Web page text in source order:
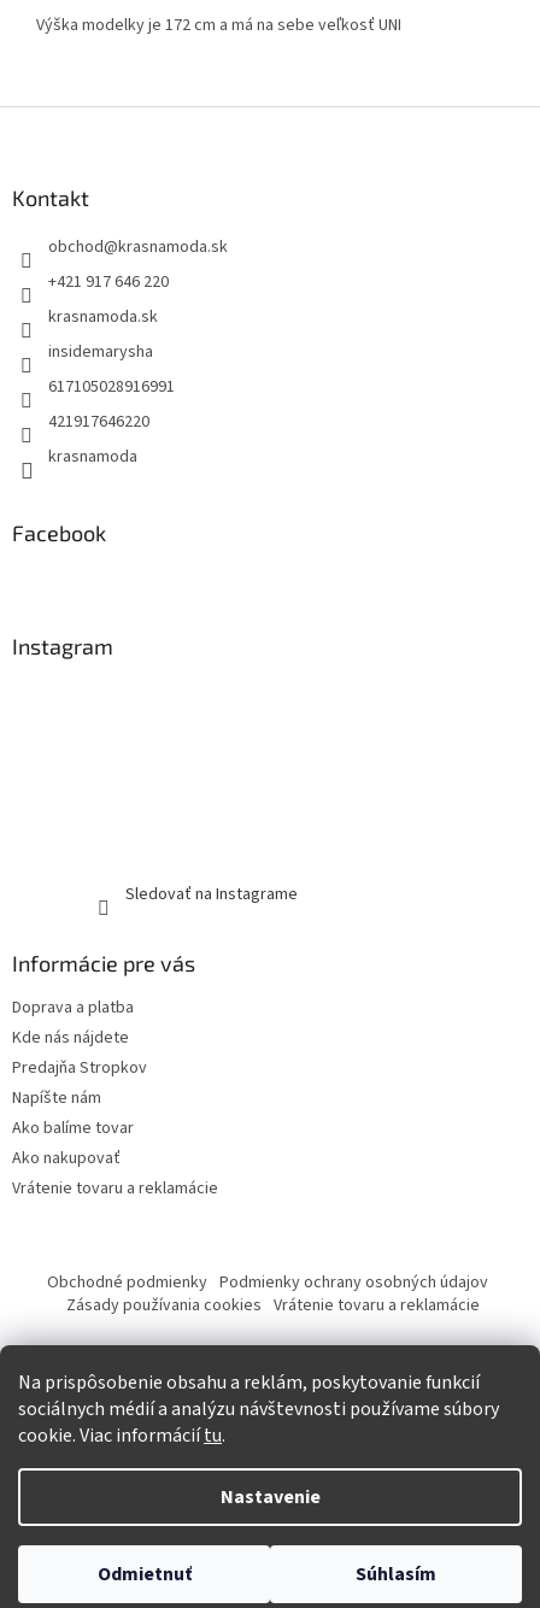
Na prispôsobenie obsahu a reklám, poskytovanie funkcií
sociálnych médií a analýzu návštevnosti používame súbory
cookie. Viac informáciítu.
Nastavenie
Odmietnuť Súhlasím
Výška modelky je 172 cm a má na sebe veľkosť UNI
Kontakt
obchod@krasnamoda.sk
+421 917 646 220
krasnamoda.sk
insidemarysha
617105028916991
421917646220
krasnamoda
Facebook
Instagram
Sledovať na Instagrame
Informácie pre vás
Doprava a platba
Kde nás nájdete
Predajňa Stropkov
Napíšte nám
Ako balíme tovar
Ako nakupovať
Vrátenie tovaru a reklamácie
Obchodné podmienky Podmienky ochrany osobných údajov
Zásady používania cookies Vrátenie tovaru a reklamácie
Tvorba eshopu a SEO optimalizácia
Copyright 2026Krásna móda. Všetky práva vyhradené.Upraviť